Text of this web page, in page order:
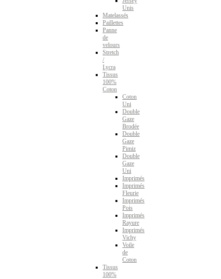
Unis
Matelassés
Paillettes
Panne
de
velours
Stretch
/
Lycra
Tissus
100%
Coton
Coton
Uni
Double
Gaze
Brodée
Double
Gaze
Pimiz
Double
Gaze
Uni
Imprimés
Imprimés
Fleurie
Imprimés
Pois
Imprimés
Rayure
Imprimés
Vichy
Voile
de
Coton
Tissus
100%